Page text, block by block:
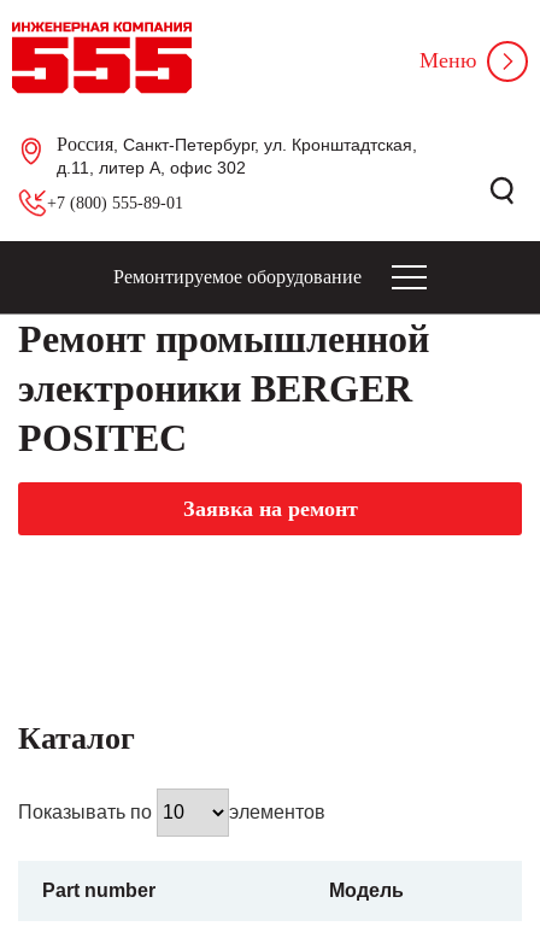
Россия , Санкт-Петербург, ул. Кронштадтская,
д.11, литер А, офис 302
+7 (800) 555-89-01
Меню
Ремонтируемое оборудование
Ремонт промышленной
электроники BERGER
POSITEC
Заявка на ремонт
Каталог
Показывать по элементов
Part number Модель